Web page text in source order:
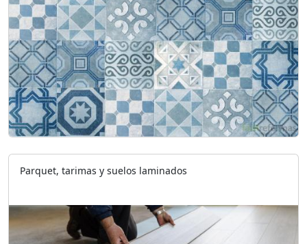
Parquet, tarimas y suelos laminados